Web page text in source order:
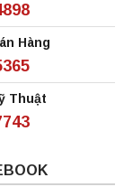
Hàng
Thuật